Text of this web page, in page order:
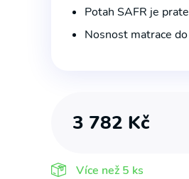
Potah SAFR je
Nosnost matrace
3 782 Kč
Více než 5 ks